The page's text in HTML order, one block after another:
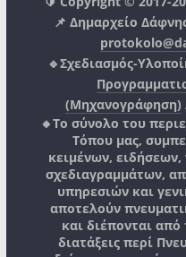
📌 Δημαρχείο
🔹Σχεδιασμός-
(Μηχανογράφηση)
🔸Το σύνολο του
Τόπου μας,
κειμένων,
σχεδιαγραμμάτων,
υπηρεσιών και
αποτελούν
και διέπονται από
διατάξεις περί